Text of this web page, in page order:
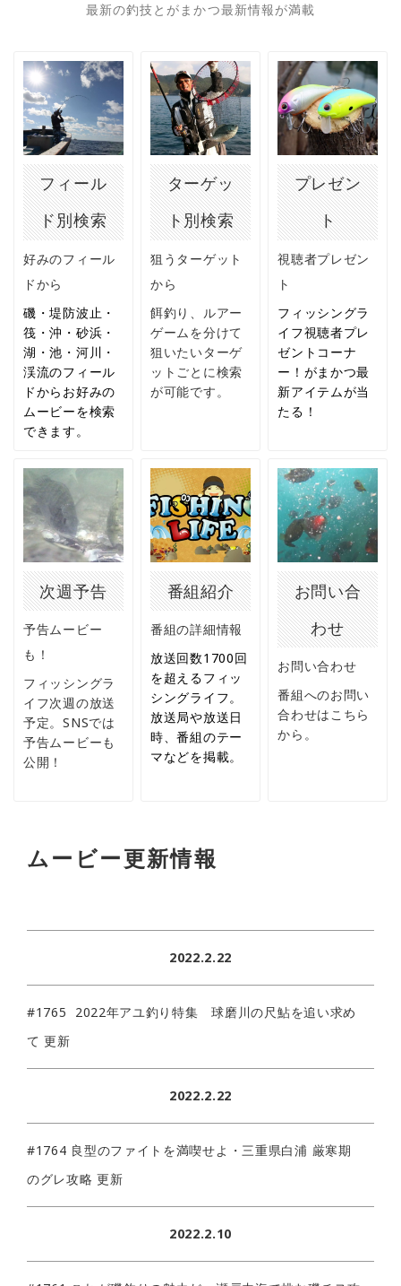
最新の釣技とがまかつ最新情報が満載
フィール
ド別検索
好みのフィール
ドから
磯・堤防波止・
筏・沖・砂浜・
湖・池・河川・
渓流のフィール
ドからお好みの
ムービーを検索
できます。
ターゲッ
ト別検索
狙うターゲット
から
餌釣り、ルアー
ゲームを分けて
狙いたいターゲ
ットごとに検索
が可能です。
プレゼン
ト
視聴者プレゼン
ト
フィッシングラ
イフ視聴者プレ
ゼントコーナ
ー！がまかつ最
新アイテムが当
たる！
次週予告
予告ムービー
も！
フィッシングラ
イフ次週の放送
予定。SNSでは
予告ムービーも
公開！
番組紹介
番組の詳細情報
放送回数1700回
を超えるフィッ
シングライフ。
放送局や放送日
時、番組のテー
マなどを掲載。
お問い合
わせ
お問い合わせ
番組へのお問い
合わせはこちら
から。
ムービー更新情報
2022.2.22
#1765 2022年アユ釣り特集 球磨川の尺鮎を追い求め
て 更新
2022.2.22
#1764 良型のファイトを満喫せよ・三重県白浦 厳寒期
のグレ攻略 更新
2022.2.10